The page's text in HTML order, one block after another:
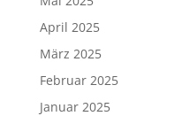
April 2025
März 2025
Februar 2025
Januar 2025